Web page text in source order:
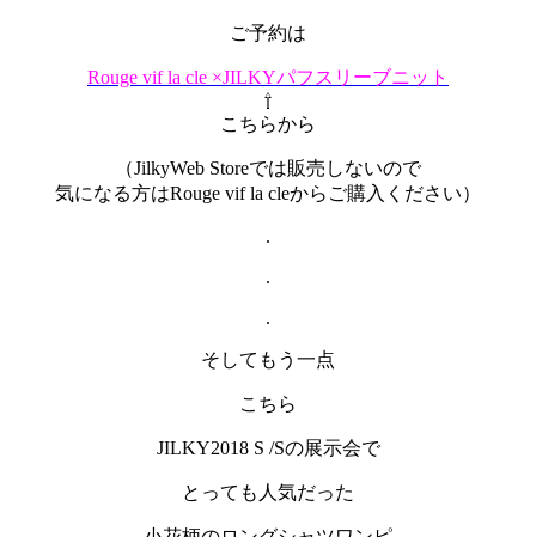
ご予約は
Rouge vif la cle ×JILKYパフスリーブニット
⇧
こちらから
（JilkyWeb Storeでは販売しないので
気になる方はRouge vif la cleからご購入ください）
.
.
.
そしてもう一点
こちら
JILKY2018 S /Sの展示会で
とっても人気だった